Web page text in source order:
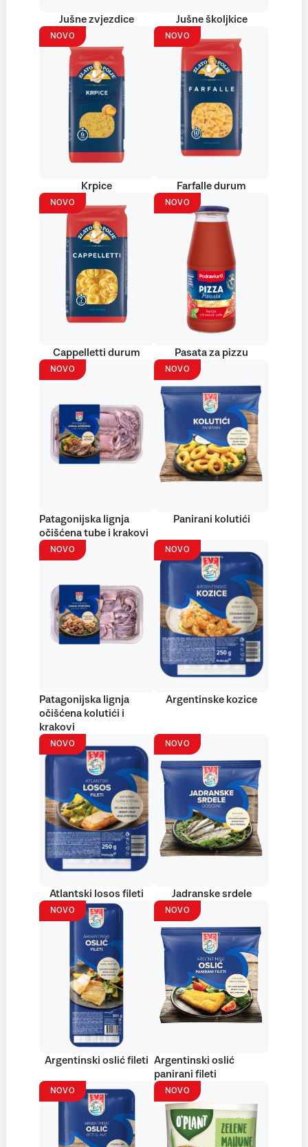
Jušne zvjezdice Jušne školjkice
NOVO
Krpice
NOVO
Farfalle durum
NOVO
Cappelletti durum
NOVO
Pasata za pizzu
NOVO
Patagonijska lignja
očišćena tube i krakovi
NOVO
Panirani kolutići
NOVO
Patagonijska lignja
očišćena kolutići i
krakovi
NOVO
Argentinske kozice
NOVO
Atlantski losos fileti
NOVO
Jadranske srdele
NOVO
Argentinski oslić fileti
NOVO
Argentinski oslić
panirani fileti
NOVO NOVO